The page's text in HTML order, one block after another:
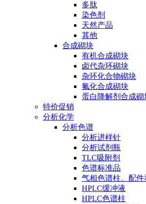
多肽
染色剂
天然产品
其他
合成砌块
有机合成砌块
卤代杂环砌块
杂环化合物砌块
氟化合成砌块
蛋白降解剂合成砌
特价促销
分析化学
分析色谱
分析进样针
分析试剂瓶
TLC吸附剂
色谱标准品
气相色谱柱、配件
HPLC缓冲液
HPLC色谱柱